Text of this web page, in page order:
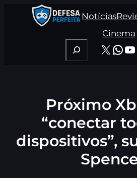
Notícias
Cinema
Pesquisar
X
Próximo
“conectar
dispositivos”,